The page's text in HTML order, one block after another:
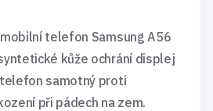
telefon Samsung A56
kůže ochrání displej
samotný proti
při pádech na zem.